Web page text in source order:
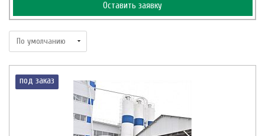
Оставить заявку
под заказ